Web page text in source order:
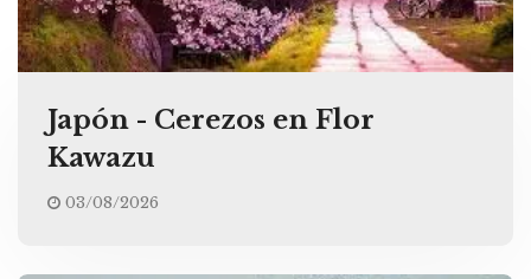
Japón - Cerezos en Flor
Kawazu
03/08/2026